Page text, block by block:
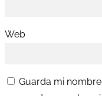
Web
Guarda mi